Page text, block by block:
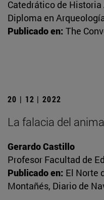
Catedrático de
Diploma en
Publicado en: The
20 | 12 | 2022
La falacia del
Gerardo Castillo
Profesor Facultad de
Publicado en: El Norte
Montañés, Diario de